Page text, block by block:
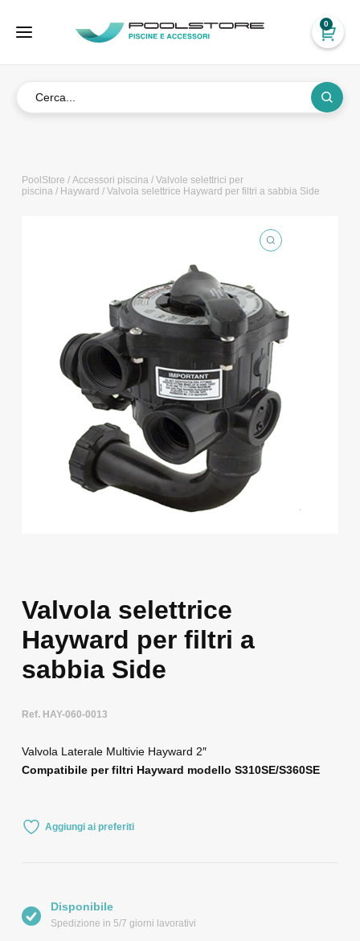
0
PoolStore / Accessori piscina/ Valvole selettrici per
piscina/ Hayward / Valvola selettrice Hayward per filtri a sabbia Side
Valvola selettrice
Hayward per filtri a
sabbia Side
Ref. HAY-060-0013
Valvola Laterale Multivie Hayward 2″
Compatibile per filtri Hayward modello S310SE/S360SE
Aggiungi ai preferiti
Disponibile
Spedizione in 5/7 giorni lavorativi